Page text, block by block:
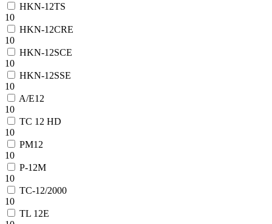
HKN-12TS
10
HKN-12CRE
10
HKN-12SCE
10
HKN-12SSE
10
A/E12
10
TC 12 HD
10
PM12
10
P-12M
10
TC-12/2000
10
TL 12E